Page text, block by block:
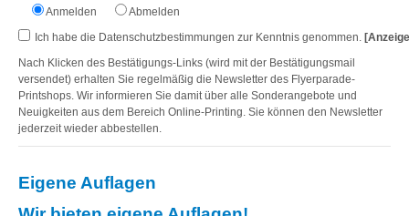
Anmelden
Abmelden
Ich habe die Datenschutzbestimmungen zur Kenntnis genommen.
Nach Klicken des Bestätigungs-Links (wird mit der Bestätigungsmail
versendet) erhalten Sie regelmäßig die Newsletter des Flyerparade-
Printshops. Wir informieren Sie damit über alle Sonderangebote und
Neuigkeiten aus dem Bereich Online-Printing. Sie können den Newsletter
jederzeit wieder abbestellen.
Eigene Auflagen